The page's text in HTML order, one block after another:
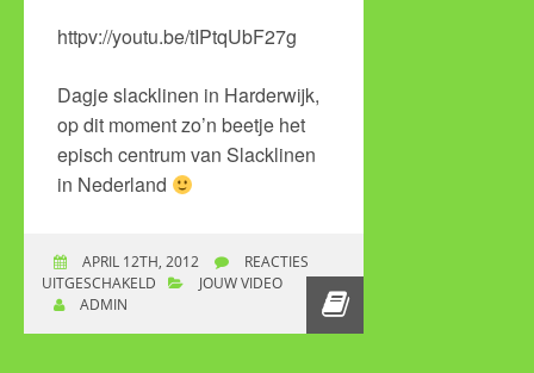
httpv://youtu.be/tIPtqUbF27g
Dagje slacklinen in Harderwijk,
op dit moment zo’n beetje het
episch centrum van Slacklinen
in Nederland
APRIL 12TH, 2012
REACTIES
UITGESCHAKELD VOOR SLACKLINE HARDERWIJK
JOUW VIDEO
ADMIN